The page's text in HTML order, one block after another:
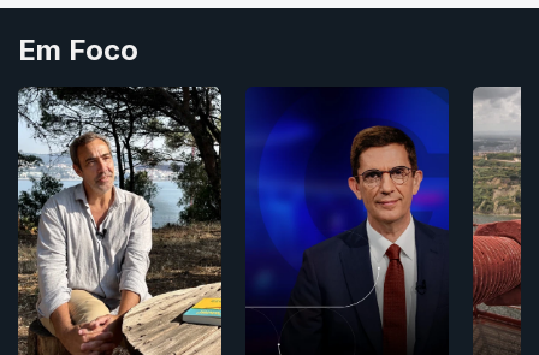
Em Foco